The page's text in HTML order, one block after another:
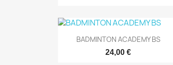
Aperçu rapide
BADMINTON ACADEMY BS
24,00 €